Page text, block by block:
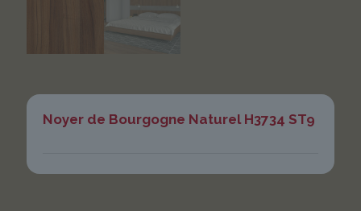
Noyer de Bourgogne Naturel H3734 ST9